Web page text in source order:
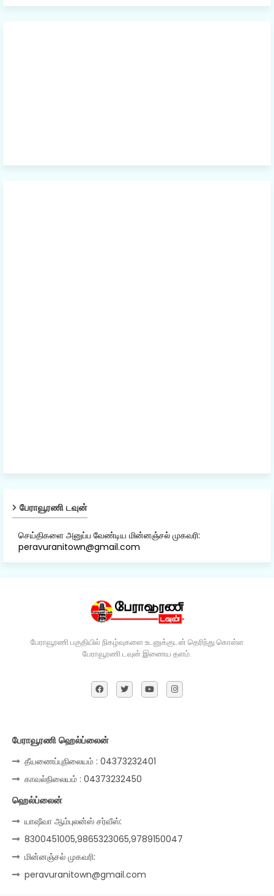
பேராவூரணி டவுன்
செய்திகளை அனுப்ப வேண்டிய மின்னஞ்சல் முகவரி:
peravuranitown@gmail.com
பேராவூரணி பகுதியில் நிகழ்வுகளை உடனுக்குடன் தெரிந்து கொள்ள
பேராவூரணி டவுன் இணைய தளம்.
பேராவூரணி ஹெல்ப்லைன்
தீயணைப்புநிலையம் : 04373232401
காவல்நிலையம் : 04373232450
ஹெல்ப்லைன்
யாஷீவா ஆம்புலன்ஸ் சர்வீஸ்:
8300451005,9865323065,9789150047
மின்னஞ்சல் முகவரி:
peravuranitown@gmail.com